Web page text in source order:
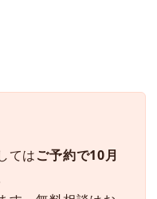
てはご予約で10月